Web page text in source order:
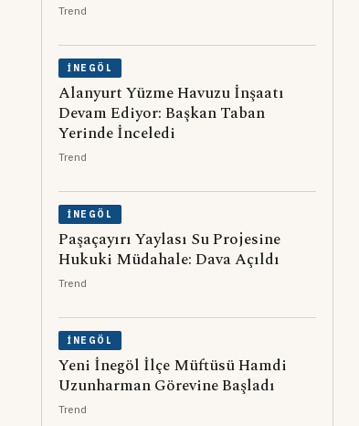
Trend
İNEGÖL
Alanyurt Yüzme Havuzu İnşaatı
Devam Ediyor: Başkan Taban
Yerinde İnceledi
Trend
İNEGÖL
Paşaçayırı Yaylası Su Projesine
Hukuki Müdahale: Dava Açıldı
Trend
İNEGÖL
Yeni İnegöl İlçe Müftüsü Hamdi
Uzunharman Görevine Başladı
Trend